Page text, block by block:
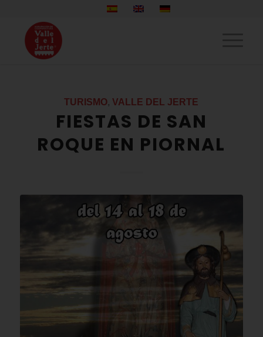
TURISMO ,VALLE DEL JERTE
FIESTAS DE SAN
ROQUE EN PIORNAL